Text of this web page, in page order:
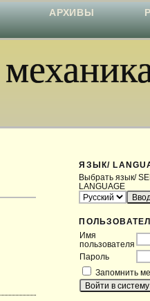
ЯЗЫК/
Выбрать язык/
LANGUAGE
Имя
пользователя
Пароль
Запомнить
АРХИВЫ